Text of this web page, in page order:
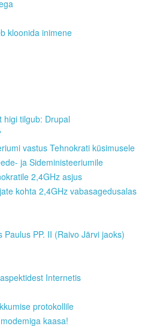
kloonida inimene
higi tilgub: Drupal
vastus Tehnokrati küsimusele
ja Sideministeeriumile
2,4GHz asjus
kohta 2,4GHz vabasagedusalas
Paulus PP. II (Raivo Järvi jaoks)
Internetis
protokollile
kaasa!